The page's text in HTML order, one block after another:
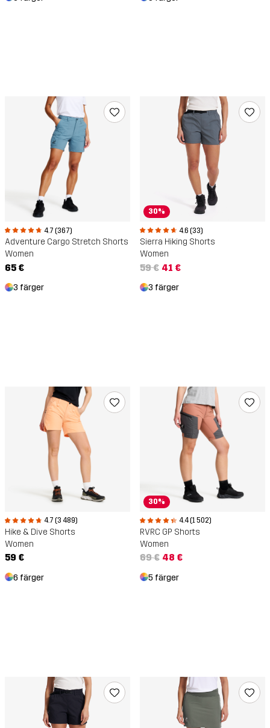
4.7 (367)
Adventure Cargo Stretch Shorts
Women
65 €
3 färger
30%
4.6 (33)
Sierra Hiking Shorts
Women
59 € 41 €
3 färger
4.7 (3 489)
Hike & Dive Shorts
Women
59 €
6 färger
30%
4.4 (1 502)
RVRC GP Shorts
Women
69 € 48 €
5 färger